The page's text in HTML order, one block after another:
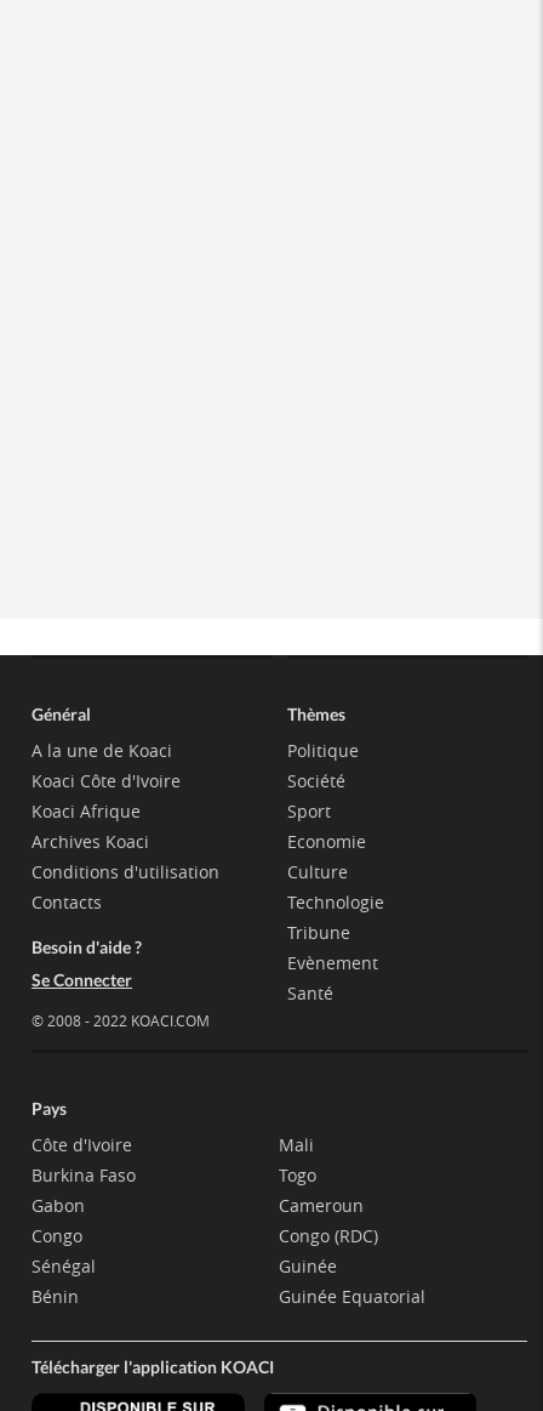
Général
A la une de Koaci
Koaci Côte d'Ivoire
Koaci Afrique
Archives Koaci
Conditions d'utilisation
Contacts
Besoin d'aide ?
Se Connecter
© 2008 - 2022 KOACI.COM
Thèmes
Politique
Société
Sport
Economie
Culture
Technologie
Tribune
Evènement
Santé
Pays
Côte d'Ivoire
Burkina Faso
Gabon
Congo
Sénégal
Bénin
Mali
Togo
Cameroun
Congo (RDC)
Guinée
Guinée Equatorial
Télécharger l'application KOACI